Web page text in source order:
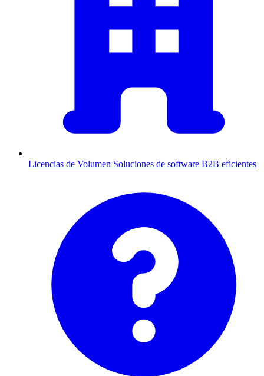
Licencias de Volumen Soluciones de software B2B eficientes